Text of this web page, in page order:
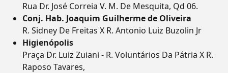
Rua Dr. José Correia V. M. De Mesquita, Qd 06.
Conj. Hab. Joaquim Guilherme de Oliveira
R. Sidney De Freitas X R. Antonio Luiz Buzolin Jr
Higienópolis
Praça Dr. Luiz Zuiani - R. Voluntários Da Pátria X R.
Raposo Tavares,